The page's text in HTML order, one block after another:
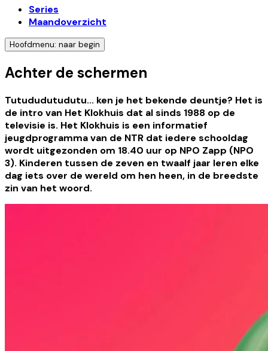
Series
Maandoverzicht
Hoofdmenu: naar begin
Achter de schermen
Tutududutudutu... ken je het bekende deuntje? Het is
de intro van Het Klokhuis dat al sinds 1988 op de
televisie is. Het Klokhuis is een informatief
jeugdprogramma van de NTR dat iedere schooldag
wordt uitgezonden om 18.40 uur op NPO Zapp (NPO
3). Kinderen tussen de zeven en twaalf jaar leren elke
dag iets over de wereld om hen heen, in de breedste
zin van het woord.